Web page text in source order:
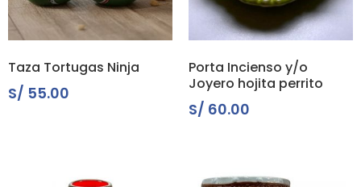
Taza Tortugas Ninja
S/ 55.00
Porta Incienso y/o
Joyero hojita perrito
S/ 60.00